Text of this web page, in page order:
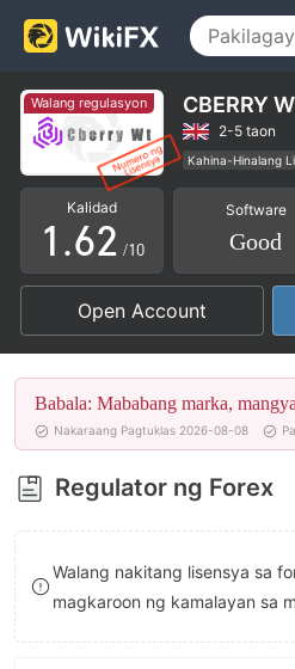
Walang regulasyon CBERRY
2-5 taon
Kahina-Hinalang
Pansariling
Kahina-hinalang
Mataas na
Kalidad
0
1
2
3
4
5
6
7
8
9
.
2
3
4
5
6
7
8
9
0
1
2
3
4
5
6
7
8
9
/10
Software
Good
Open Account
Babala: Mababang marka,
Nakaraang Pagtuklas 2026-08-08
Regulator ng Forex
Walang nakitang lisensya sa
magkaroon ng kamalayan sa